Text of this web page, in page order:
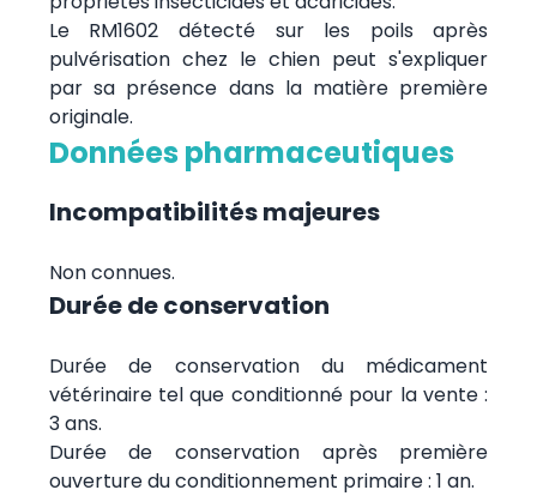
Le RM1602 détecté sur les poils après
pulvérisation chez le chien peut s'expliquer
par sa présence dans la matière première
originale.
Données pharmaceutiques
Incompatibilités majeures
Non connues.
Durée de conservation
Durée de conservation du médicament
vétérinaire tel que conditionné pour la vente :
3 ans.
Durée de conservation après première
ouverture du conditionnement primaire : 1 an.